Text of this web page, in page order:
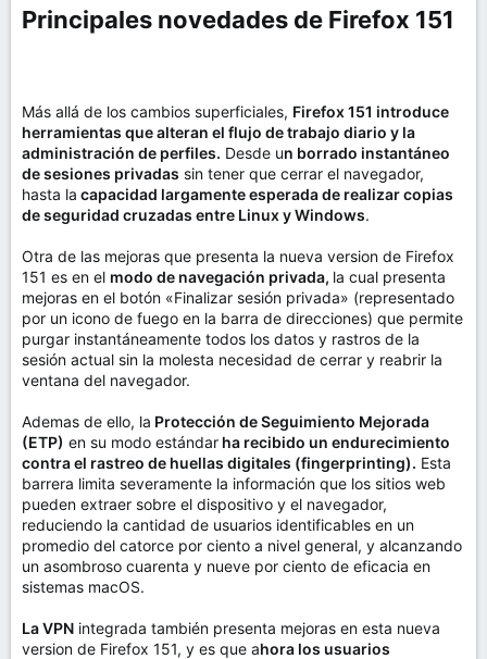
Principales novedades de Firefox 151​
Más allá de los cambios superficiales, Firefox 151 introduce
herramientas que alteran el flujo de trabajo diario y la
administración de perfiles. Desde un borrado instantáneo
de sesiones privadas sin tener que cerrar el navegador,
hasta la capacidad largamente esperada de realizar copias
de seguridad cruzadas entre Linux y Windows.
Otra de las mejoras que presenta la nueva version de Firefox
151 es en el modo de navegación privada, la cual presenta
mejoras en el botón «Finalizar sesión privada» (representado
por un icono de fuego en la barra de direcciones) que permite
purgar instantáneamente todos los datos y rastros de la
sesión actual sin la molesta necesidad de cerrar y reabrir la
ventana del navegador.
Ademas de ello, la Protección de Seguimiento Mejorada
(ETP) en su modo estándar ha recibido un endurecimiento
contra el rastreo de huellas digitales (fingerprinting). Esta
barrera limita severamente la información que los sitios web
pueden extraer sobre el dispositivo y el navegador,
reduciendo la cantidad de usuarios identificables en un
promedio del catorce por ciento a nivel general, y alcanzando
un asombroso cuarenta y nueve por ciento de eficacia en
sistemas macOS.
La VPN integrada también presenta mejoras en esta nueva
version de Firefox 151, y es que ahora los usuarios